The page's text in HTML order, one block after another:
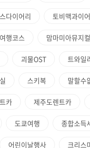
다이어리 토비맥과이어
행코스 맘마미아뮤지컬
괴물OST 트와일
스키복 말할수
카 제주도렌트카
도쿄여행 종합소득
어린이날행사 크리스